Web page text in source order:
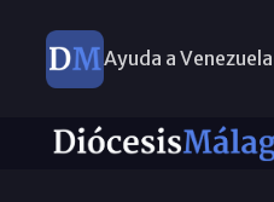
Ayuda a Venezuela